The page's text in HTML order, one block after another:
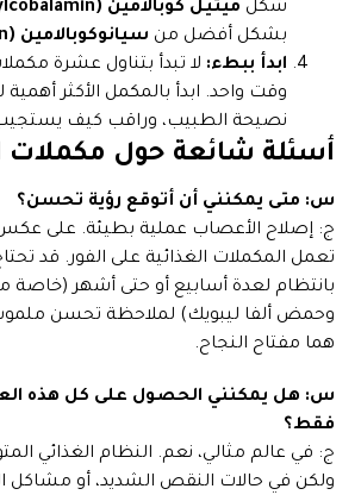
شكل ميثيل كوبالامين (Methylcobalamin)
بشكل أفضل من سيانوكوبالامين (Cyanocobalamin)
ابدأ ببطء: لا تبدأ بتناول عشرة
وقت واحد. ابدأ بالمكمل الأكثر أهمية
نصيحة الطبيب، وراقب كيف
أسئلة شائعة حول مكملات
س: متى يمكنني أن أتوقع رؤية تحسن؟
ج: إصلاح الأعصاب عملية بطيئة. على عكس
تعمل المكملات الغذائية على الفور. قد
وحمض ألفا ليبويك) لملاحظة تحسن
هما مفتاح النجاح.
س: هل يمكنني الحصول على كل هذه
فقط؟
ج: في عالم مثالي، نعم. النظام الغذائي
ولكن في حالات النقص الشديد، أو مشاكل